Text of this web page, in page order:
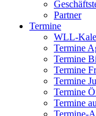
Partner
Termine
WLL-
Termine
Termine
Termine
Termine
Termine
Termine
Termine-